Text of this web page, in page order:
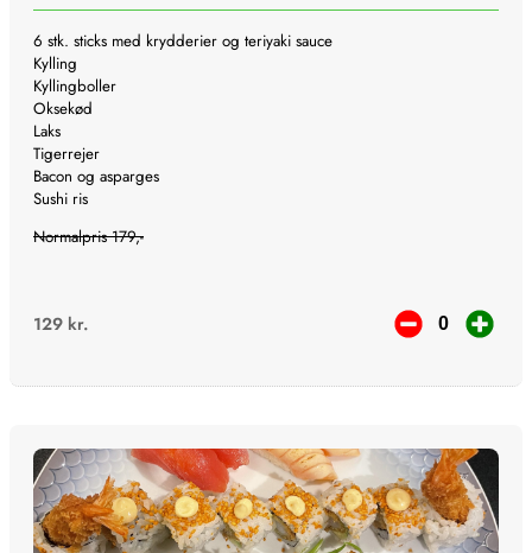
6 stk. sticks med krydderier og teriyaki sauce
Kylling
Kyllingboller
Oksekød
Laks
Tigerrejer
Bacon og asparges
Sushi ris
Normalpris 179,-
129 kr.